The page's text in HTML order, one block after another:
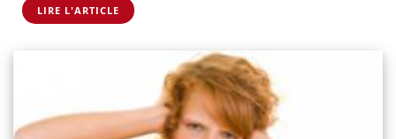
LIRE L'ARTICLE